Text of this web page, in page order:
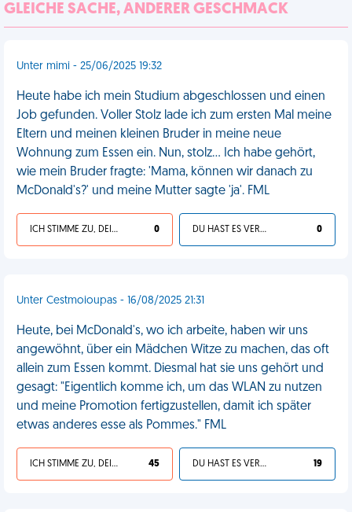
GLEICHE SACHE, ANDERER GESCHMACK
Unter mimi - 25/06/2025 19:32
Heute habe ich mein Studium abgeschlossen und einen
Job gefunden. Voller Stolz lade ich zum ersten Mal meine
Eltern und meinen kleinen Bruder in meine neue
Wohnung zum Essen ein. Nun, stolz... Ich habe gehört,
wie mein Bruder fragte: 'Mama, können wir danach zu
McDonald's?' und meine Mutter sagte 'ja'. FML
ICH STIMME ZU, DEIN LEBEN IST SCHEISSE 0 DU HAST ES VERDIENT 0
Unter Cestmoioupas - 16/08/2025 21:31
Heute, bei McDonald's, wo ich arbeite, haben wir uns
angewöhnt, über ein Mädchen Witze zu machen, das oft
allein zum Essen kommt. Diesmal hat sie uns gehört und
gesagt: "Eigentlich komme ich, um das WLAN zu nutzen
und meine Promotion fertigzustellen, damit ich später
etwas anderes esse als Pommes." FML
ICH STIMME ZU, DEIN LEBEN IST SCHEISSE 45 DU HAST ES VERDIENT 19